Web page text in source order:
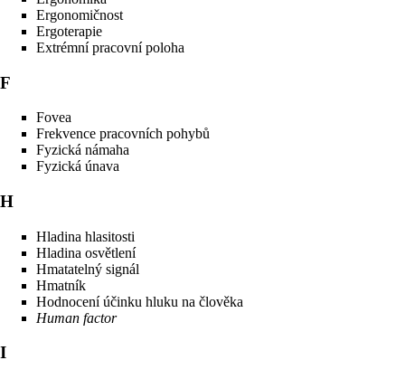
Ergonomičnost
Ergoterapie
Extrémní pracovní poloha
F
Fovea
Frekvence pracovních pohybů
Fyzická námaha
Fyzická únava
H
Hladina hlasitosti
Hladina osvětlení
Hmatatelný signál
Hmatník
Hodnocení účinku hluku na člověka
Human factor
I